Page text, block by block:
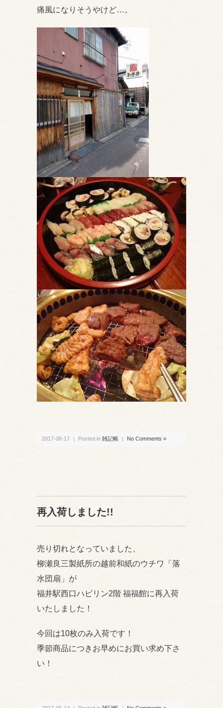
痛風になりそうやけど…。
2017-06-17 ｜ Posted in 雑記帳 ｜ No Comments »
再入荷しました!!
売り切れとなっていました、
柳瀬良三製紙所の越前和紙のウチワ「落
水団扇」が
福井駅西口ハピリン2階 福福館に再入荷
いたしました！
今回は10枚のみ入荷です！
季節商品につきお早めにお買い求め下さ
い！